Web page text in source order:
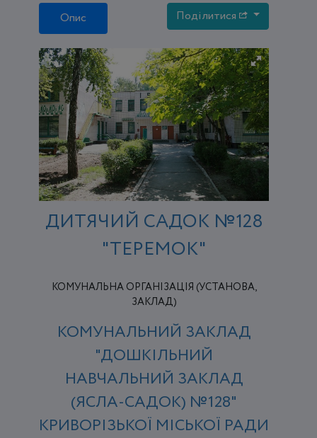
Опис Поділитися
ДИТЯЧИЙ САДОК №128
"ТЕРЕМОК"
КОМУНАЛЬНА ОРГАНІЗАЦІЯ (УСТАНОВА,
ЗАКЛАД)
КОМУНАЛЬНИЙ ЗАКЛАД
"ДОШКІЛЬНИЙ
НАВЧАЛЬНИЙ ЗАКЛАД
(ЯСЛА-САДОК) №128"
КРИВОРІЗЬКОЇ МІСЬКОЇ РАДИ